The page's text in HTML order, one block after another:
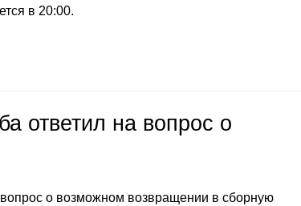
в 20:00.
ответил на вопрос о
о возможном возвращении в сборную